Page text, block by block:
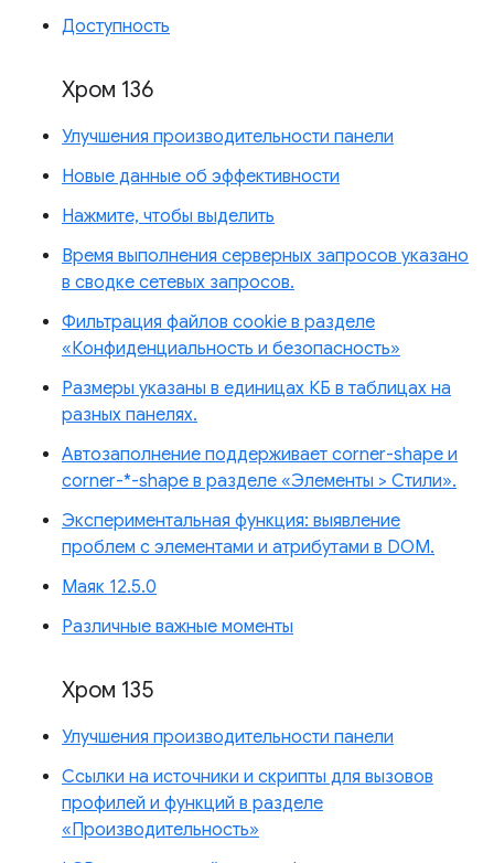
Доступность
Хром 136
Улучшения производительности панели
Новые данные об эффективности
Нажмите, чтобы выделить
Время выполнения серверных запросов указано
в сводке сетевых запросов.
Фильтрация файлов cookie в разделе
«Конфиденциальность и безопасность»
Размеры указаны в единицах КБ в таблицах на
разных панелях.
Автозаполнение поддерживает corner-shape и
corner-*-shape в разделе «Элементы > Стили».
Экспериментальная функция: выявление
проблем с элементами и атрибутами в DOM.
Маяк 12.5.0
Различные важные моменты
Хром 135
Улучшения производительности панели
Ссылки на источники и скрипты для вызовов
профилей и функций в разделе
«Производительность»